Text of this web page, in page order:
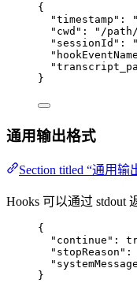
{
"timestamp" : "
"cwd" : " /
"sessionId" : "
}
通用输出格式
Section titled “通用输
Hooks 可以通过 stdout
{
"continue" :
"stopReason" :
}